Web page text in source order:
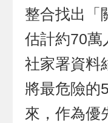
整合找出「
估計約70萬
社家署資料
將最危險的
來，作為優